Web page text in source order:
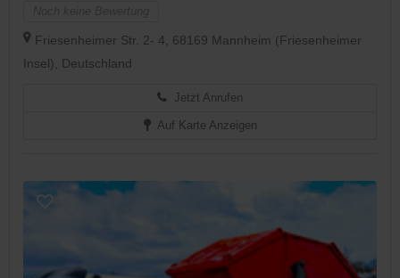
Friesenheimer Str. 2- 4, 68169 Mannheim (Friesenheimer
Insel), Deutschland
Jetzt Anrufen
Auf Karte Anzeigen